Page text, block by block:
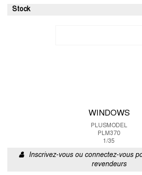
Stock
WINDOWS
PLUSMODEL
PLM370
1/35
Inscrivez-vous ou connectez-vous
revendeurs